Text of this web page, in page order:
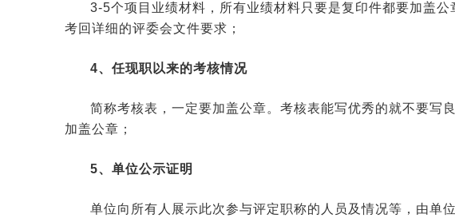
3-5个项目业绩材料，所有业绩材料只要是复印件都要加盖
考回详细的评委会文件要求；
4、任现职以来的考核情况
简称考核表，一定要加盖公章。考核表能写优秀的就不要写
加盖公章；
5、单位公示证明
单位向所有人展示此次参与评定职称的人员及情况等，由单